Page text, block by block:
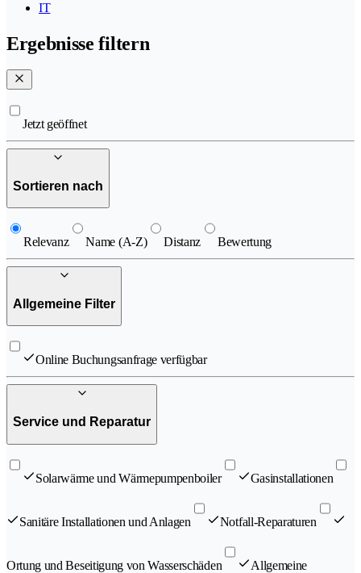
IT
Ergebnisse filtern
Jetzt geöffnet
Sortieren nach
Relevanz Name (A-Z) Distanz Bewertung
Allgemeine Filter
Online Buchungsanfrage verfügbar
Service und Reparatur
Solarwärme und Wärmepumpenboiler Gasinstallationen
Sanitäre Installationen und Anlagen Notfall-Reparaturen
Ortung und Beseitigung von Wasserschäden Allgemeine